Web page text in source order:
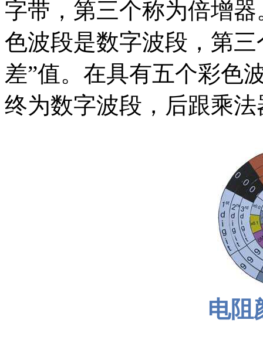
字带，第三个称为倍增
色波段是数字波段，第
差”值。在具有五个彩色
终为数字波段，后跟乘
电阻